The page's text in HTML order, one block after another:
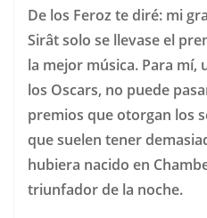
De los Feroz te diré: mi
Sirât solo se llevase el
la mejor música. Para mí,
los Oscars, no puede
premios que otorgan los
que suelen tener
hubiera nacido en
triunfador de la noche.